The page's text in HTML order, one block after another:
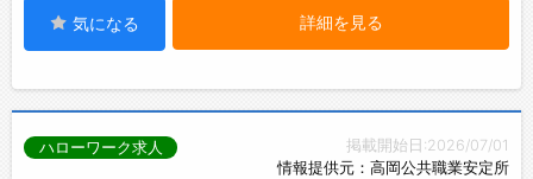
気になる 詳細を見る
掲載開始日:2026/07/01
情報提供元：高岡公共職業安定所
ハローワーク求人